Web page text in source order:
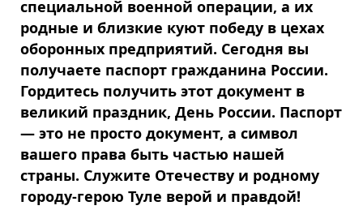
специальной военной операции, а их
родные и близкие куют победу в цехах
оборонных предприятий. Сегодня вы
получаете паспорт гражданина России.
Гордитесь получить этот документ в
великий праздник, День России. Паспорт
— это не просто документ, а символ
вашего права быть частью нашей
страны. Служите Отечеству и родному
городу-герою Туле верой и правдой!